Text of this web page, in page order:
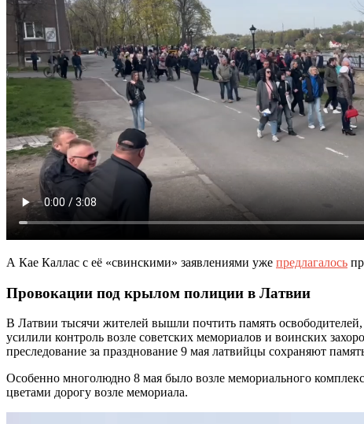
А Кае Каллас с её «свинскими» заявлениями уже предлагалось
Провокации под крылом полиции в Латвии
В Латвии тысячи жителей вышли почтить память
усилили контроль возле советских мемориалов и воинских
преследование за празднование 9 мая латвийцы сохраняют
Особенно многолюдно 8 мая было возле мемориального
цветами дорогу возле мемориала.